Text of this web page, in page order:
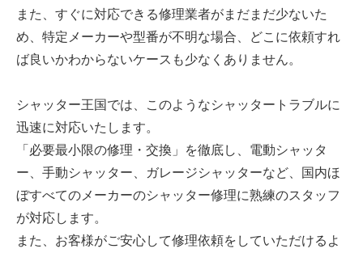
また、すぐに対応できる修理業者がまだまだ少ないた
め、特定メーカーや型番が不明な場合、どこに依頼すれ
ば良いかわからないケースも少なくありません。
シャッター王国では、このようなシャッタートラブルに
迅速に対応いたします。
「必要最小限の修理・交換」を徹底し、電動シャッタ
ー、手動シャッター、ガレージシャッターなど、国内ほ
ぼすべてのメーカーのシャッター修理に熟練のスタッフ
が対応します。
また、お客様がご安心して修理依頼をしていただけるよ